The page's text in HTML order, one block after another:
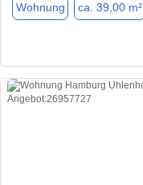
Wohnung ca. 39,00 m²